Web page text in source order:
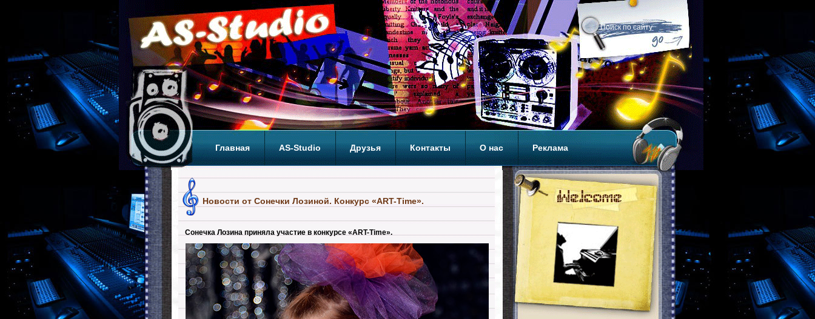
Главная AS-Studio Друзья Контакты О нас Реклама
Новости от Сонечки Лозиной. Конкурс «ART-Time».
Сонечка Лозина приняла участие в конкурсе «ART-Time».